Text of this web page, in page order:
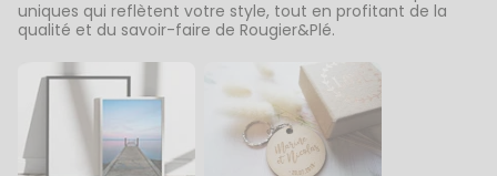
uniques qui reflètent votre style, tout en profitant de la
qualité et du savoir-faire de Rougier&Plé.